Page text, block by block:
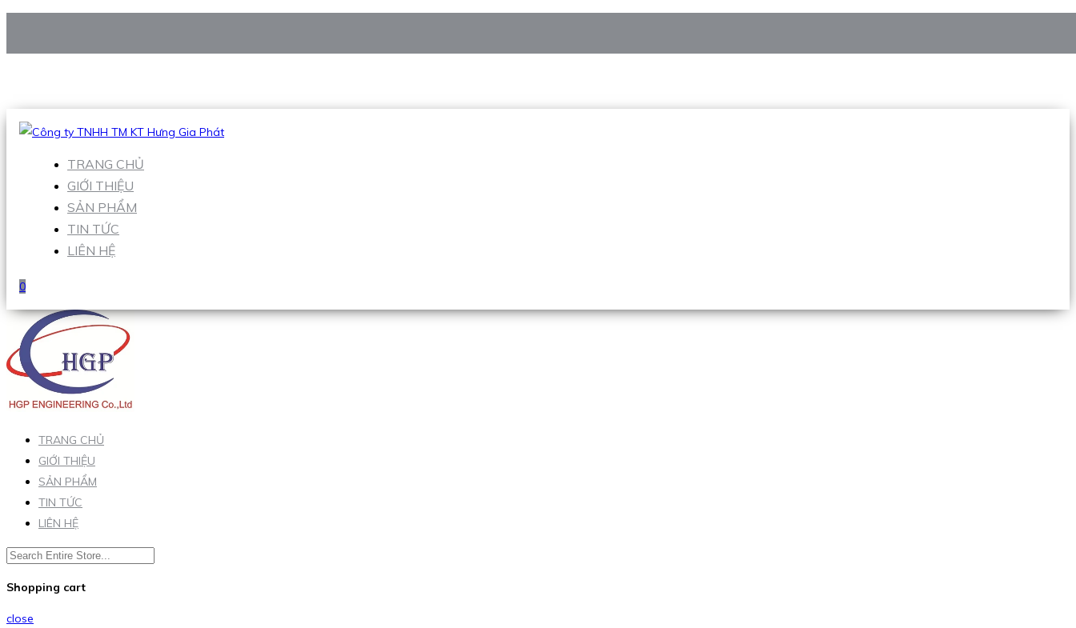
Hotline:0938 906 663
TRANG CHỦ
GIỚI THIỆU
SẢN PHẨM
TIN TỨC
LIÊN HỆ
0
TRANG CHỦ
GIỚI THIỆU
SẢN PHẨM
TIN TỨC
LIÊN HỆ
Shopping cart
close